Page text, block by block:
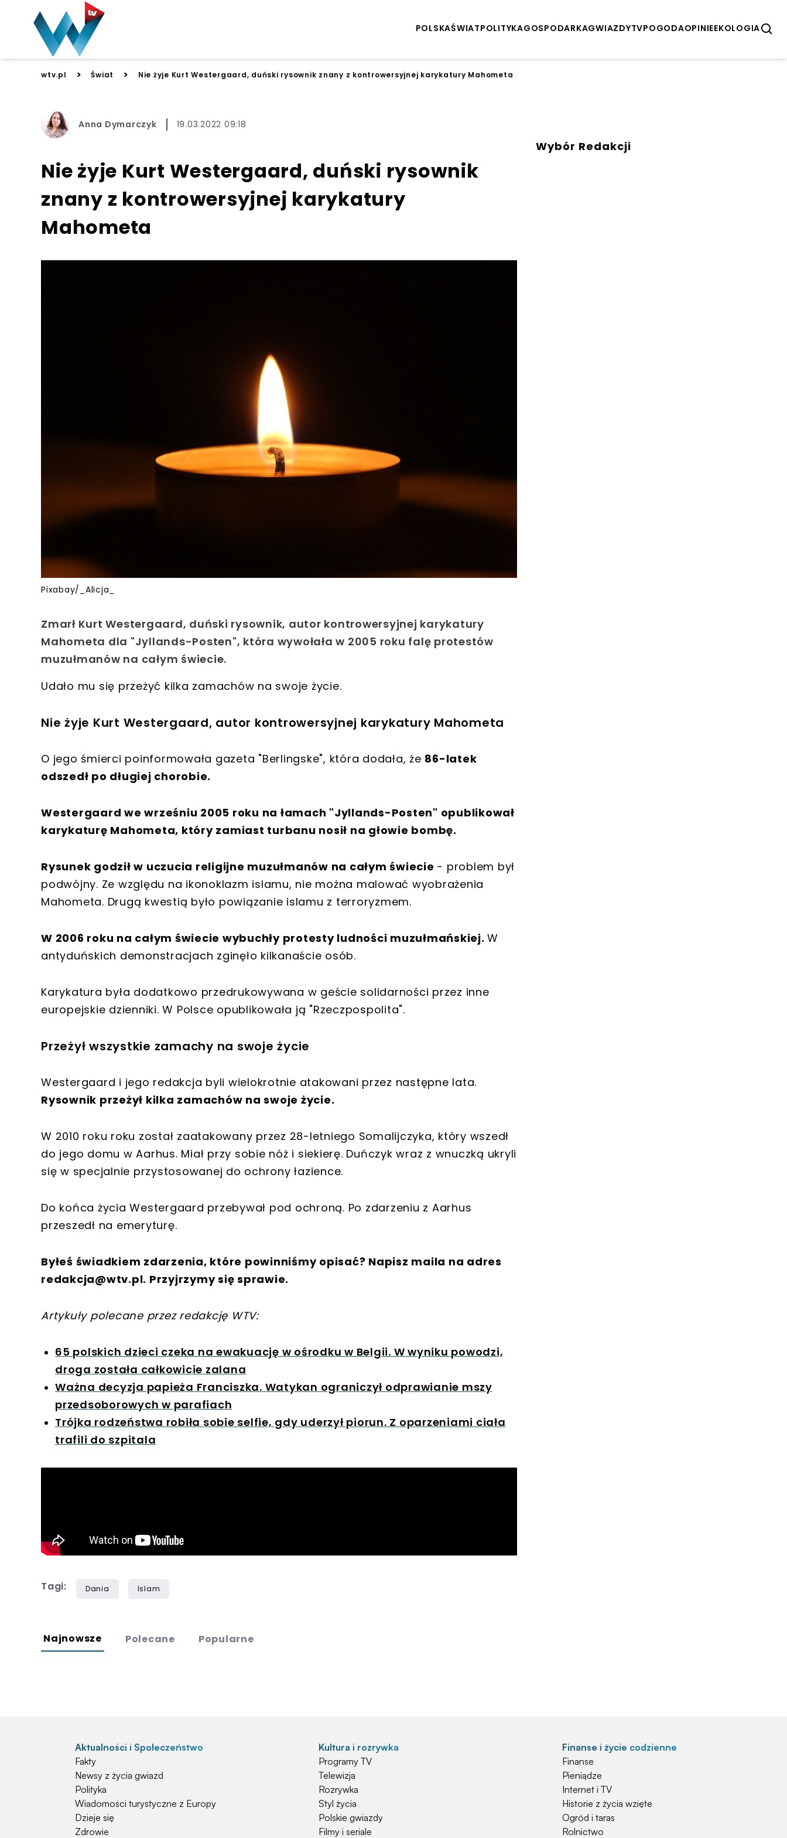
POLSKAŚWIATPOLITYKAGOSPODARKAGWIAZDYTVPOGODAOPINIEEKOLOGIA
wtv.pl > Świat > Nie żyje Kurt Westergaard, duński rysownik znany z kontrowersyjnej karykatury Mahometa
Anna Dymarczyk 19.03.2022 09:18
Nie żyje Kurt Westergaard, duński rysownik
znany z kontrowersyjnej karykatury
Mahometa
Pixabay/_Alicja_
Zmarł Kurt Westergaard, duński rysownik, autor kontrowersyjnej karykatury
Mahometa dla "Jyllands-Posten", która wywołała w 2005 roku falę protestów
muzułmanów na całym świecie.
Udało mu się przeżyć kilka zamachów na swoje życie.
Nie żyje Kurt Westergaard, autor kontrowersyjnej karykatury Mahometa
O jego śmierci poinformowała gazeta "Berlingske", która dodała, że 86-latek
odszedł po długiej chorobie.
Westergaard we wrześniu 2005 roku na łamach "Jyllands-Posten" opublikował
karykaturę Mahometa, który zamiast turbanu nosił na głowie bombę.
Rysunek godził w uczucia religijne muzułmanów na całym świecie - problem był
podwójny. Ze względu na ikonoklazm islamu, nie można malować wyobrażenia
Mahometa. Drugą kwestią było powiązanie islamu z terroryzmem.
W 2006 roku na całym świecie wybuchły protesty ludności muzułmańskiej.W
antyduńskich demonstracjach zginęło kilkanaście osób.
Karykatura była dodatkowo przedrukowywana w geście solidarności przez inne
europejskie dzienniki. W Polsce opublikowała ją "Rzeczpospolita".
Przeżył wszystkie zamachy na swoje życie
Westergaard i jego redakcja byli wielokrotnie atakowani przez następne lata.
Rysownik przeżył kilka zamachów na swoje życie.
W 2010 roku roku został zaatakowany przez 28-letniego Somalijczyka, który wszedł
do jego domu w Aarhus. Miał przy sobie nóż i siekierę. Duńczyk wraz z wnuczką ukryli
się w specjalnie przystosowanej do ochrony łazience.
Do końca życia Westergaard przebywał pod ochroną. Po zdarzeniu z Aarhus
przeszedł na emeryturę.
Byłeś świadkiem zdarzenia, które powinniśmy opisać? Napisz maila na adres
redakcja@wtv.pl. Przyjrzymy się sprawie.
Artykuły polecane przez redakcję WTV:
65 polskich dzieci czeka na ewakuację w ośrodku w Belgii. W wyniku powodzi,
droga została całkowicie zalana
Ważna decyzja papieża Franciszka. Watykan ograniczył odprawianie mszy
przedsoborowych w parafiach
Trójka rodzeństwa robiła sobie selfie, gdy uderzył piorun. Z oparzeniami ciała
trafili do szpitala
Tagi: Dania Islam
Wybór Redakcji
Najnowsze Polecane Popularne
Aktualności i Społeczeństwo
Fakty
Newsy z życia gwiazd
Polityka
Wiadomości turystyczne z Europy
Dzieje się
Zdrowie
Kultura i rozrywka
Programy TV
Telewizja
Rozrywka
Styl życia
Polskie gwiazdy
Filmy i seriale
Finanse i życie codzienne
Finanse
Pieniądze
Internet i TV
Historie z życia wzięte
Ogród i taras
Rolnictwo